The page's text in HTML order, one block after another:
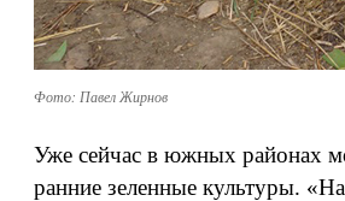
Фото: Павел Жирнов
Уже сейчас в южных районах
ранние зеленные культуры.